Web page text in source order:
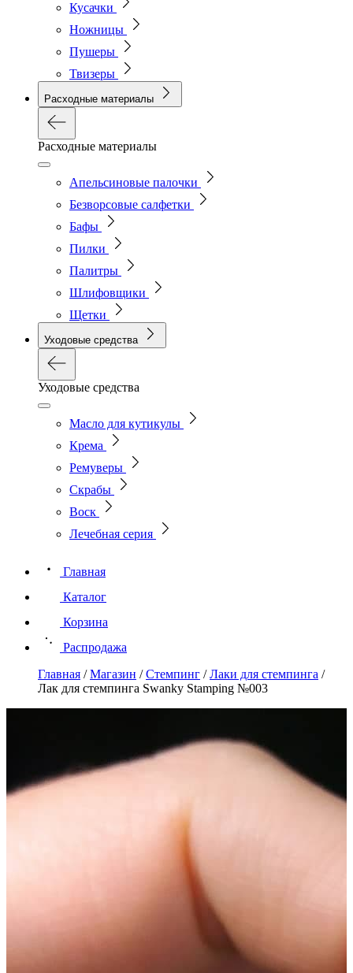
Кусачки
Ножницы
Пушеры
Твизеры
Расходные материалы
Расходные материалы
Апельсиновые палочки
Безворсовые салфетки
Бафы
Пилки
Палитры
Шлифовщики
Щетки
Уходовые средства
Уходовые средства
Масло для кутикулы
Крема
Ремуверы
Скрабы
Воск
Лечебная серия
Главная
Каталог
Корзина
Распродажа
Главная /Магазин /Стемпинг /Лаки для стемпинга /
Лак для стемпинга Swanky Stamping №003